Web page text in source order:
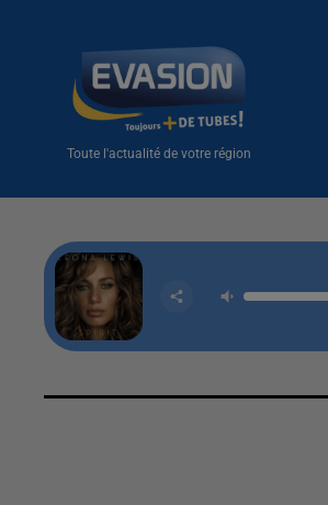
Toute l'actualité de votre région